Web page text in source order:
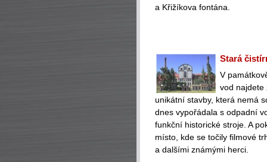
a Křižíkova fontána.
Stará
V
vod najdete
unikátní stavby, která nemá
dnes vypořádala s odpadní
funkční historické stroje. A
místo, kde se točily filmové
a dalšími známými herci.